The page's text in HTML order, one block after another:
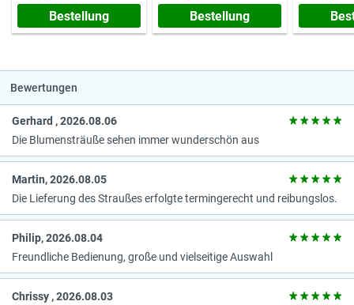
Bestellung
Bestellung
Bewertungen
Gerhard , 2026.08.06
Die Blumensträuße sehen immer wunderschön aus
Martin, 2026.08.05
Die Lieferung des Straußes erfolgte termingerecht und reibungslos.
Philip, 2026.08.04
Freundliche Bedienung, große und vielseitige Auswahl
Chrissy , 2026.08.03